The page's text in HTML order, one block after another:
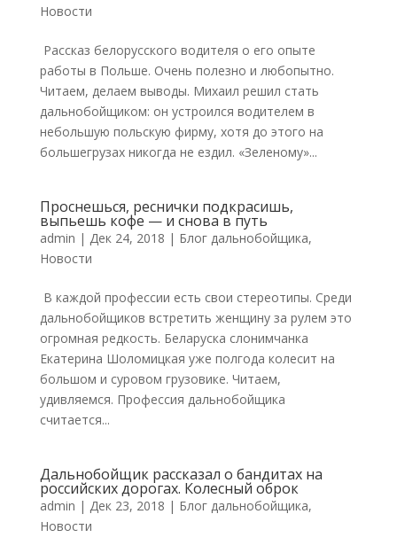
Новости
Рассказ белорусского водителя о его опыте
работы в Польше. Очень полезно и любопытно.
Читаем, делаем выводы. Михаил решил стать
дальнобойщиком: он устроился водителем в
небольшую польскую фирму, хотя до этого на
большегрузах никогда не ездил. «Зеленому»...
Проснешься, реснички подкрасишь,
выпьешь кофе — и снова в путь
admin | Дек 24, 2018 | Блог дальнобойщика,
Новости
В каждой профессии есть свои стереотипы. Среди
дальнобойщиков встретить женщину за рулем это
огромная редкость. Беларуска слонимчанка
Екатерина Шоломицкая уже полгода колесит на
большом и суровом грузовике. Читаем,
удивляемся. Профессия дальнобойщика
считается...
Дальнобойщик рассказал о бандитах на
российских дорогах. Колесный оброк
admin | Дек 23, 2018 | Блог дальнобойщика,
Новости